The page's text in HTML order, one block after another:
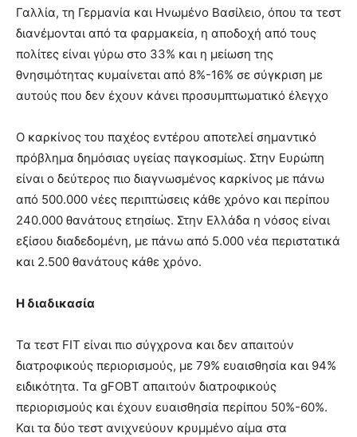
Γαλλία, τη Γερμανία και Ηνωμένο Βασίλειο, όπου τα τεστ
διανέμονται από τα φαρμακεία, η αποδοχή από τους
πολίτες είναι γύρω στο 33% και η μείωση της
θνησιμότητας κυμαίνεται από 8%-16% σε σύγκριση με
αυτούς που δεν έχουν κάνει προσυμπτωματικό έλεγχο
Ο καρκίνος του παχέος εντέρου αποτελεί σημαντικό
πρόβλημα δημόσιας υγείας παγκοσμίως. Στην Ευρώπη
είναι ο δεύτερος πιο διαγνωσμένος καρκίνος με πάνω
από 500.000 νέες περιπτώσεις κάθε χρόνο και περίπου
240.000 θανάτους ετησίως. Στην Ελλάδα η νόσος είναι
εξίσου διαδεδομένη, με πάνω από 5.000 νέα περιστατικά
και 2.500 θανάτους κάθε χρόνο.
Η διαδικασία
Τα τεστ FIT είναι πιο σύγχρονα και δεν απαιτούν
διατροφικούς περιορισμούς, με 79% ευαισθησία και 94%
ειδικότητα. Τα gFOBT απαιτούν διατροφικούς
περιορισμούς και έχουν ευαισθησία περίπου 50%-60%.
Και τα δύο τεστ ανιχνεύουν κρυμμένο αίμα στα